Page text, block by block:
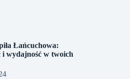
Łańcuchowa:
i wydajność w twoich